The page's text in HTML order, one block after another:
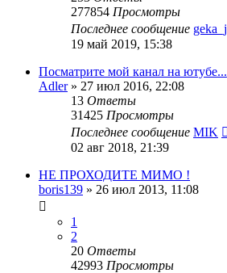
277854 Просмотры
Последнее сообщение geka_j
19 май 2019, 15:38
Посматрите мой канал на ютубе...
Adler» 27 июл 2016, 22:08
13 Ответы
31425 Просмотры
Последнее сообщение MIK
02 авг 2018, 21:39
НЕ ПРОХОДИТЕ МИМО !
boris139 » 26 июл 2013, 11:08
1
2
20 Ответы
42993 Просмотры